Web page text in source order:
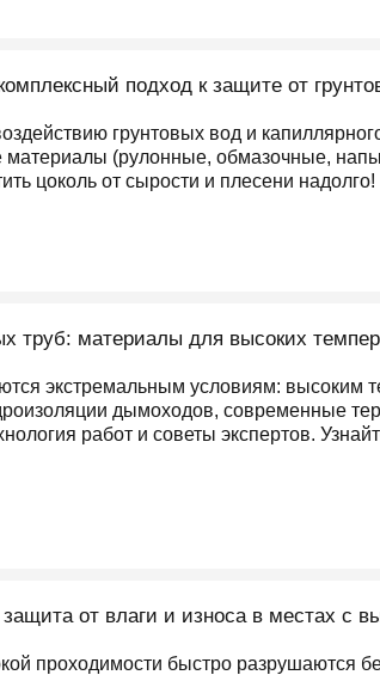
подход к защите от
грунтовых вод и
материалы (рулонные, обмазочные,
цоколь от сырости и плесени надолго!
труб: материалы для высоких
экстремальным условиям: высоким
дымоходов, современные
работ и советы экспертов.
от влаги и износа в местах с
проходимости быстро разрушаются